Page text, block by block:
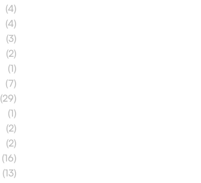
(4)
(4)
(3)
(2)
(1)
(7)
(29)
(1)
(2)
(2)
(16)
(13)